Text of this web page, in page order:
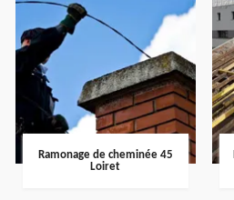
Ramonage de cheminée 45
Loiret